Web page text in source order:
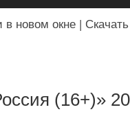
в новом окне | Скачать
(16+)»